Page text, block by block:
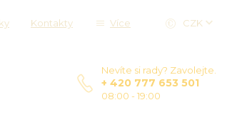
Kontakty Více CZK
Nevíte si rady? Zavolejte.
+ 420 777 653 501
08:00 - 19:00